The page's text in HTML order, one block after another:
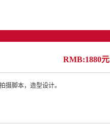
RMB:1880元
摄脚本，造型设计。